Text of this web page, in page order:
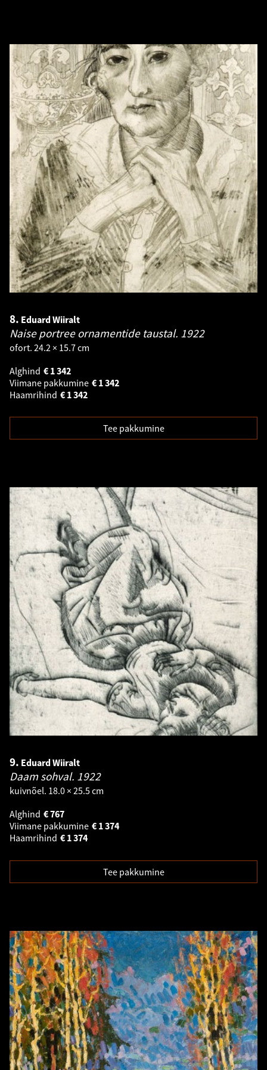
8. Eduard Wiiralt
Naise portree ornamentide taustal. 1922
ofort. 24.2 × 15.7 cm
Alghind
1 342
€
Viimane pakkumine
1 342
€
Haamrihind
1 342
€
Tee pakkumine
9. Eduard Wiiralt
Daam sohval. 1922
kuivnõel. 18.0 × 25.5 cm
Alghind
767
€
Viimane pakkumine
1 374
€
Haamrihind
1 374
€
Tee pakkumine